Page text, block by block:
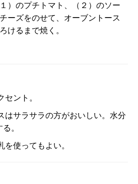
）のプチトマト、（２）のソー
ーズをのせて、オーブントース
けるまで焼く。
ント。
サラサラの方がおいしい。水分
。
使ってもよい。